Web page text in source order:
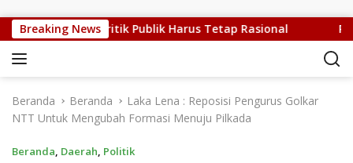
Breaking News
Sedang Sulit, Kritik Publik Harus Tetap Rasional
Beranda Beranda
Laka Lena : Reposisi Pengurus Golkar
NTT Untuk Mengubah Formasi Menuju Pilkada
Beranda, Daerah, Politik